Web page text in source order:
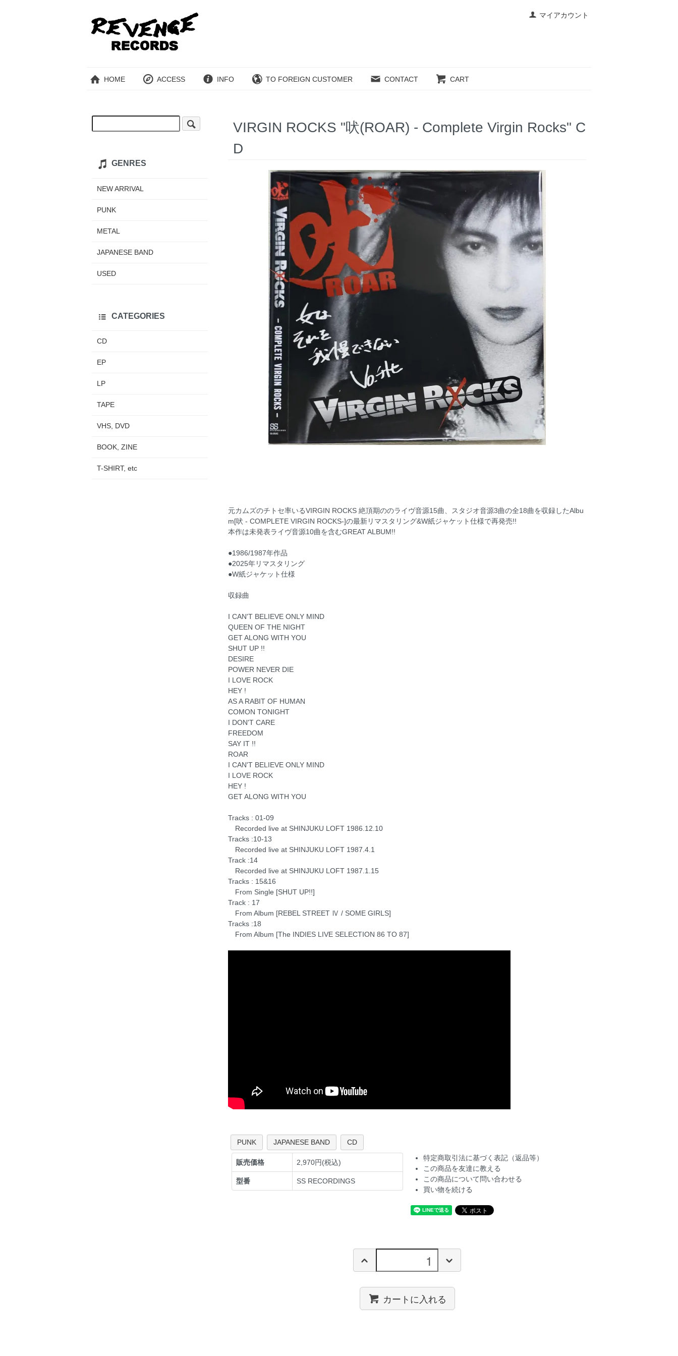
マイアカウント
HOME ACCESS INFO TO FOREIGN CUSTOMER CONTACT CART
VIRGIN ROCKS "吠(ROAR) - Complete Virgin Rocks" C
D
元カムズのチトセ率いるVIRGIN ROCKS 絶頂期ののライヴ音源15曲、スタジオ音源3曲の全18曲を収録したAlbu
m[吠 - COMPLETE VIRGIN ROCKS-]の最新リマスタリング&W紙ジャケット仕様で再発売!!
本作は未発表ライヴ音源10曲を含むGREAT ALBUM!!
●1986/1987年作品
●2025年リマスタリング
●W紙ジャケット仕様
収録曲
I CAN'T BELIEVE ONLY MIND
QUEEN OF THE NIGHT
GET ALONG WITH YOU
SHUT UP !!
DESIRE
POWER NEVER DIE
I LOVE ROCK
HEY !
AS A RABIT OF HUMAN
COMON TONIGHT
I DON'T CARE
FREEDOM
SAY IT !!
ROAR
I CAN'T BELIEVE ONLY MIND
I LOVE ROCK
HEY !
GET ALONG WITH YOU
Tracks : 01-09
Recorded live at SHINJUKU LOFT 1986.12.10
Tracks :10-13
Recorded live at SHINJUKU LOFT 1987.4.1
Track :14
Recorded live at SHINJUKU LOFT 1987.1.15
Tracks : 15&16
From Single [SHUT UP!!]
Track : 17
From Album [REBEL STREET Ⅳ / SOME GIRLS]
Tracks :18
From Album [The INDIES LIVE SELECTION 86 TO 87]
PUNK JAPANESE BAND CD
販売価格 2,970円(税込)
型番 SS RECORDINGS
特定商取引法に基づく表記（返品等）
この商品を友達に教える
この商品について問い合わせる
買い物を続ける
カートに入れる
GENRES
NEW ARRIVAL
PUNK
METAL
JAPANESE BAND
USED
CATEGORIES
CD
EP
LP
TAPE
VHS, DVD
BOOK, ZINE
T-SHIRT, etc